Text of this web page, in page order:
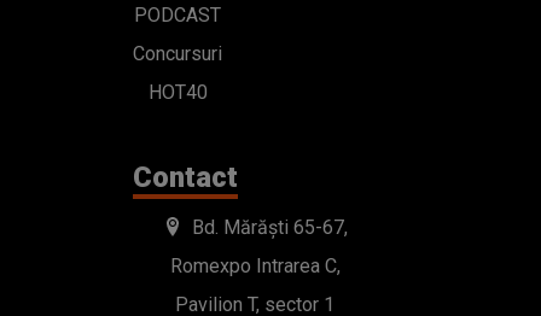
PODCAST
Concursuri
HOT40
Contact
Bd. Mărăști 65-67,
Romexpo Intrarea C,
Pavilion T, sector 1